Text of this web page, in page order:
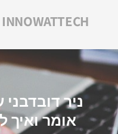
INNOWATTECH
ניר דובדבני
אומר ואיך